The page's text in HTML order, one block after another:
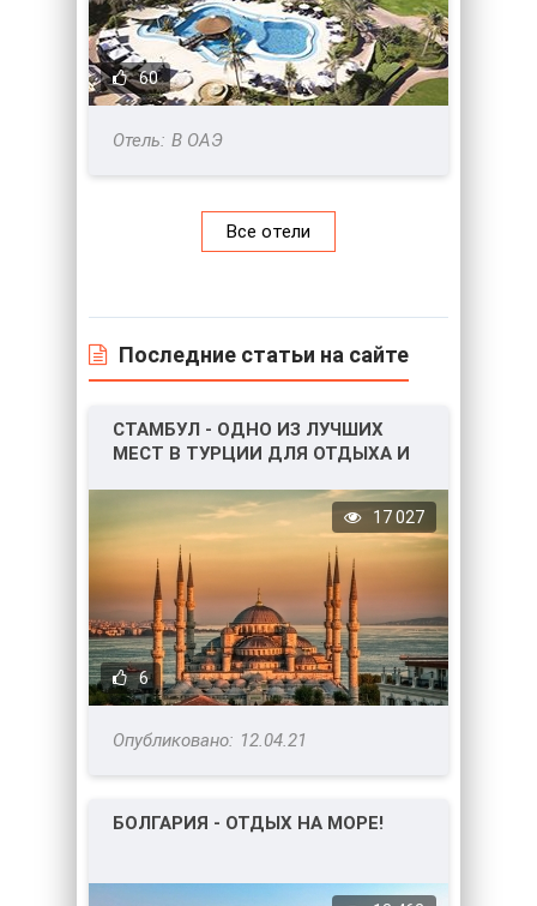
60
В ОАЭ
Все отели
Последние статьи на сайте
СТАМБУЛ - ОДНО ИЗ ЛУЧШИХ
МЕСТ В ТУРЦИИ ДЛЯ ОТДЫХА И
6
17 027
12.04.21
БОЛГАРИЯ - ОТДЫХ НА МОРЕ!